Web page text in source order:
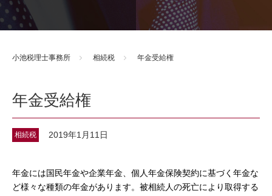
小池税理士事務所 相続税 年金受給権
年金受給権
相続税 2019年1月11日
年金には国民年金や企業年金、個人年金保険契約に基づく年金な
ど様々な種類の年金があります。被相続人の死亡により取得する